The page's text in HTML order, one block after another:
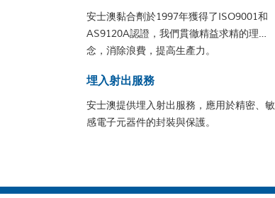
安士澳黏合劑於1997年獲得了ISO9001和
AS9120A認證，我們貫徹精益求精的理
念，消除浪費，提高生產力。
埋入射出服務
安士澳提供埋入射出服務，應用於精密、敏
感電子元器件的封裝與保護。